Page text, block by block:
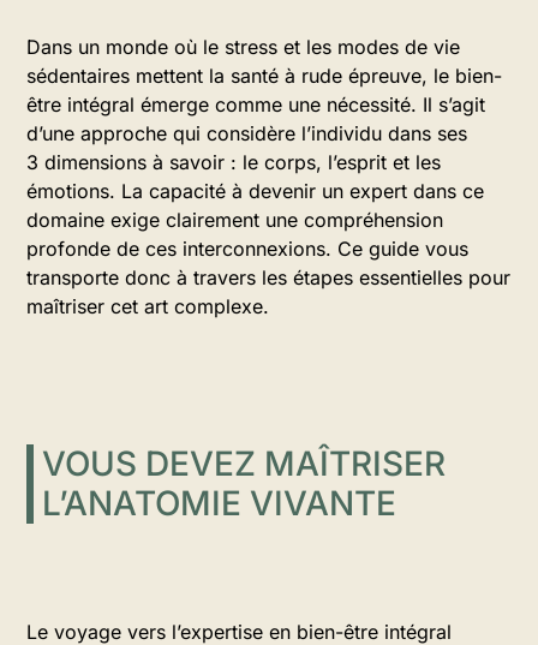
Dans un monde où le stress et les modes de vie
sédentaires mettent la santé à rude épreuve, le bien-
être intégral émerge comme une nécessité. Il s’agit
d’une approche qui considère l’individu dans ses
3 dimensions à savoir : le corps, l’esprit et les
émotions. La capacité à devenir un expert dans ce
domaine exige clairement une compréhension
profonde de ces interconnexions. Ce guide vous
transporte donc à travers les étapes essentielles pour
maîtriser cet art complexe.
VOUS DEVEZ MAÎTRISER
L’ANATOMIE VIVANTE
Le voyage vers l’expertise en bien-être intégral